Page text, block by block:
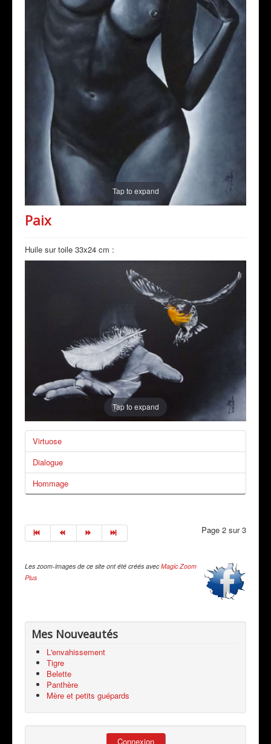
Tap to expand
Paix
Huile sur toile 33x24 cm :
Tap to expand
Virtuose
Dialogue
Hommage
Page 2 sur 3
Les zoom-images de ce site ont été créés avecMagic Zoom
Plus
Mes Nouveautés
L'envahissement
Tigre
Belette
Panthère
Mère et petits guépards
Connexion